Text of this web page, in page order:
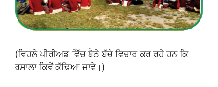
(ਵਿਹਲੇ ਪੀਰੀਅਡ ਵਿੱਚ ਬੈਠੇ ਬੱਚੇ ਵਿਚਾਰ ਕਰ ਰਹੇ ਹਨ ਕਿ
ਰਸਾਲਾ ਕਿਵੇਂ ਕੱਢਿਆ ਜਾਵੇ।)